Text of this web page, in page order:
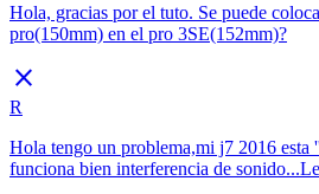
Hola, gracias por el tuto. Se puede
pro(150mm) en el pro 3SE(152mm)?
close
R
Hola tengo un problema,mi j7 2016 esta
funciona bien interferencia de sonido...